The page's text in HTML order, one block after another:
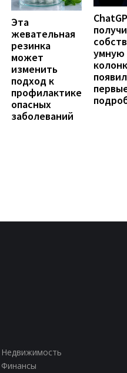
Эта
жевательная
резинка
может
изменить
подход к
профилактике
опасных
заболеваний
умную
Недвижимость
Финансы